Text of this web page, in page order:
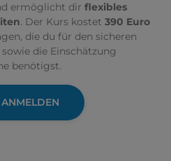
ermöglicht dir flexibles
. Der Kurs kostet 390 Euro
die du für den sicheren
die Einschätzung
benötigst.
ANMELDEN